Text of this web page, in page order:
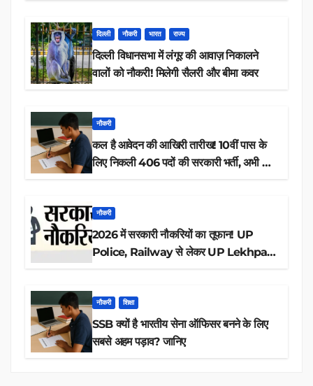
दिल्ली नौकरी भारत राज्य
दिल्ली विधानसभा में लंगूर की आवाज़ निकालने
वालों को नौकरी! मिलेगी सैलरी और बीमा कवर
नौकरी
कल है आवेदन की आखिरी तारीख! 10वीं पास के
लिए निकली 406 पदों की सरकारी भर्ती, अभी करें
नौकरी
2026 में सरकारी नौकरियों का तूफान! UP
Police, Railway से लेकर UP Lekhpal
नौकरी शिक्षा
SSB क्यों है भारतीय सेना ऑफिसर बनने के लिए
सबसे अहम पड़ाव? जानिए